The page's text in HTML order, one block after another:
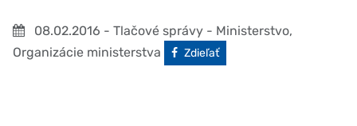
08.02.2016 - Tlačové správy - Ministerstvo,
Organizácie ministerstva
Facebook
Zdieľať